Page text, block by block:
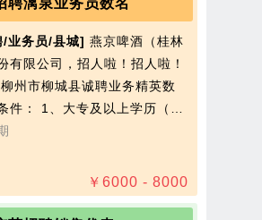
聘漓泉业务员数名
/业务员/县城] 燕京啤酒（桂林
有限公司，招人啦！招人啦！
州市柳城县诚聘业务精英数
件： 1、大专及以上学历（…
￥ 6000 - 8000